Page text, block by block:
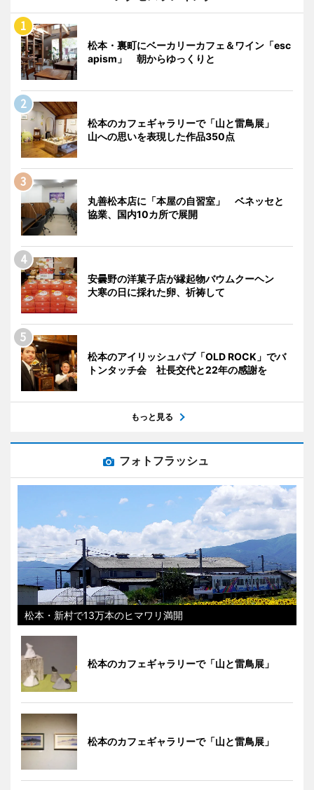
松本・裏町にベーカリーカフェ＆ワイン「esc
apism」 朝からゆっくりと
松本のカフェギャラリーで「山と雷鳥展」
山への思いを表現した作品350点
丸善松本店に「本屋の自習室」 ベネッセと
協業、国内10カ所で展開
安曇野の洋菓子店が縁起物バウムクーヘン
大寒の日に採れた卵、祈祷して
松本のアイリッシュパブ「OLD ROCK」でバ
トンタッチ会 社長交代と22年の感謝を
もっと見る
フォトフラッシュ
松本・新村で13万本のヒマワリ満開
松本のカフェギャラリーで「山と雷鳥展」
松本のカフェギャラリーで「山と雷鳥展」